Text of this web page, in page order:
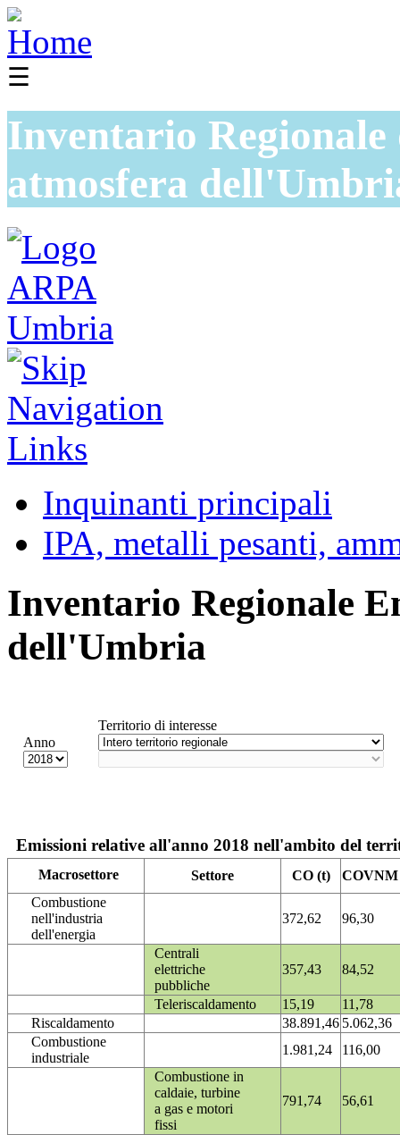
☰
Inventario
atmosfera
Inquinanti principali
IPA, metalli pesanti,
Inventario Regionale
dell'Umbria
Anno
Territorio di interesse
Emissioni relative all'anno 2018 nell'ambito del
Macrosettore Settore CO (t)
COVNM
Combustione
nell'industria
dell'energia
372,62 96,30
Centrali
elettriche
pubbliche
357,43 84,52
Teleriscaldamento 15,19
11,78
Riscaldamento
38.891,46 5.062,36
Combustione
industriale
1.981,24
116,00
Combustione in
caldaie, turbine
a gas e motori
fissi
791,74 56,61